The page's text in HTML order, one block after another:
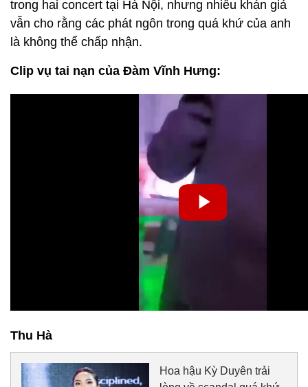
trong hai concert tại Hà Nội, nhưng nhiều khán giả
vẫn cho rằng các phát ngôn trong quá khứ của anh
là không thể chấp nhận.
Clip vụ tai nạn của Đàm Vĩnh Hưng:
Thu Hà
Hoa hậu Kỳ Duyên trải